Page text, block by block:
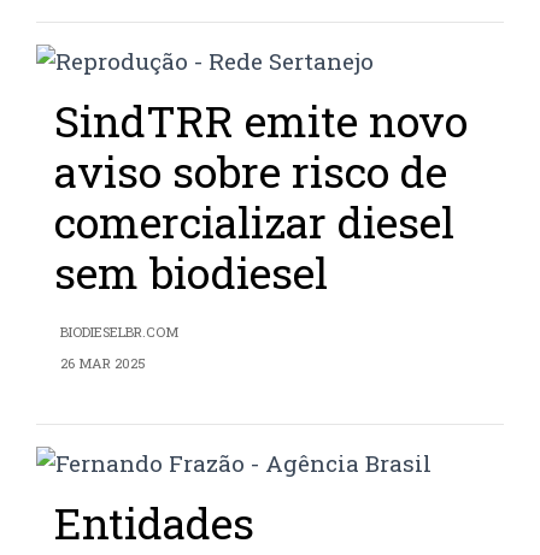
SindTRR emite novo
aviso sobre risco de
comercializar diesel
sem biodiesel
BIODIESELBR.COM
26 MAR 2025
Entidades